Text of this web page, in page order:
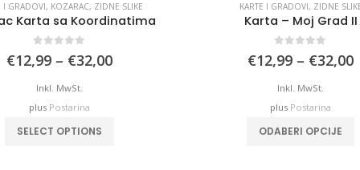
I GRADOVI, KOZARAC, ZIDNE SLIKE
Karta sa Koordinatima
€12,99 – €32,00Price
Inkl. MwSt.
plus Postarina
SELECT OPTIONS
KARTE I GRADOVI, ZIDNE
Karta – Moj Grad II
€12,99 – €32,00
Inkl. MwSt.
plus Postarina
ODABERI OPCIJE